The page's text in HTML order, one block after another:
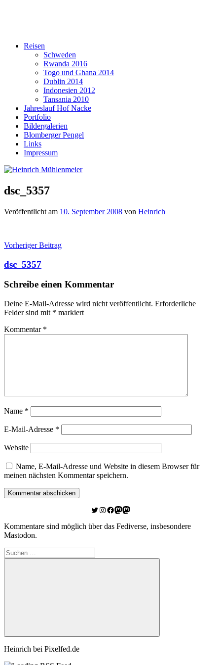
Reisen
Schweden
Rwanda 2016
Togo und Ghana 2014
Dublin 2014
Indonesien 2012
Tansania 2010
Jahreslauf Hof Nacke
Portfolio
Bildergalerien
Blomberger Pengel
Links
Impressum
dsc_5357
Veröffentlicht am 10. September 2008 von Heinrich
Beitragsnavigation
Vorheriger Beitrag
dsc_5357
Schreibe einen Kommentar
Deine E-Mail-Adresse wird nicht veröffentlicht. Erforderliche
Felder sind mit * markiert
Kommentar *
Name *
E-Mail-Adresse *
Website
Name, E-Mail-Adresse und Website in diesem Browser für
meinen nächsten Kommentar speichern.
Twitter
Instagram
Facebook
Link zu Mastodon
Mastodon
Kommentare sind möglich über das Fediverse, insbesondere
Mastodon.
Suchen
nach:
Suchen
Heinrich bei Pixelfed.de